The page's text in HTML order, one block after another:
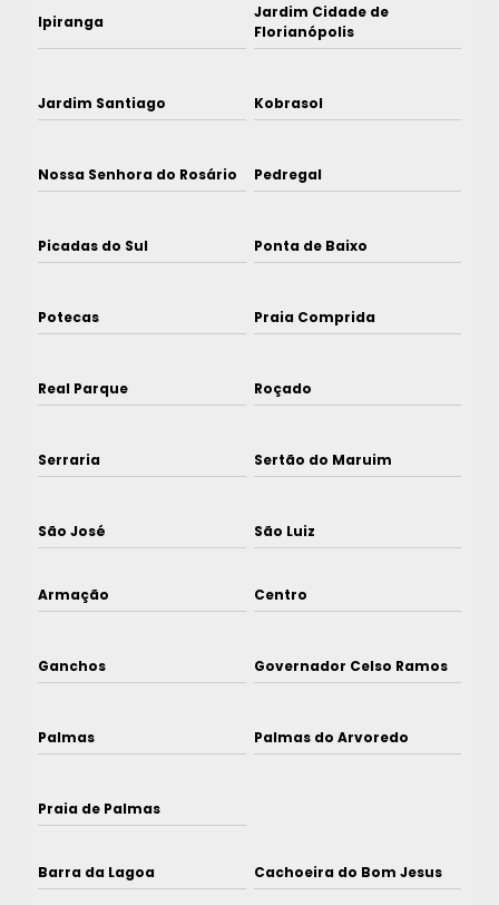
Ipiranga
Jardim Cidade de
Florianópolis
Jardim Santiago Kobrasol
Nossa Senhora do Rosário Pedregal
Picadas do Sul Ponta de Baixo
Potecas Praia Comprida
Real Parque Roçado
Serraria Sertão do Maruim
São José São Luiz
Armação Centro
Ganchos Governador Celso Ramos
Palmas Palmas do Arvoredo
Praia de Palmas
Barra da Lagoa Cachoeira do Bom Jesus